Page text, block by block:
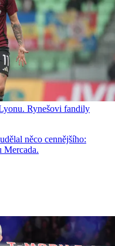
Rynešovi fandily
něco cennějšího:
Mercada.